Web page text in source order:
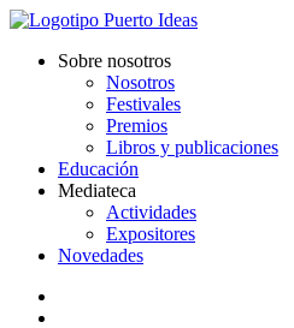
Sobre nosotros
Nosotros
Festivales
Premios
Libros y publicaciones
Educación
Mediateca
Actividades
Expositores
Novedades